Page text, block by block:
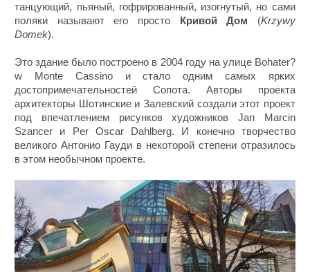
танцующий, пьяный, гофрированный, изогнутый, но сами
поляки называют его просто Кривой Дом (Krzywy
Domek).
Это здание было построено в 2004 году на улице Bohater?
w Monte Cassino и стало одним самых ярких
достопримечательностей Сопота. Авторы проекта
архитекторы Шотинские и Залевский создали этот проект
под впечатлением рисунков художников Jan Marcin
Szancer и Per Oscar Dahlberg. И конечно творчество
великого Антонио Гауди в некоторой степени отразилось
в этом необычном проекте.